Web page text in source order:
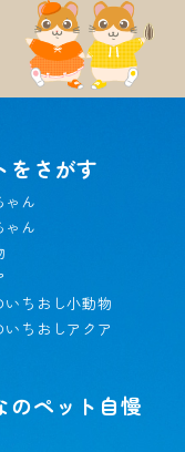
をさがす
ゃん
ゃん
いちおし小動物
いちおしアクア
のペット自慢